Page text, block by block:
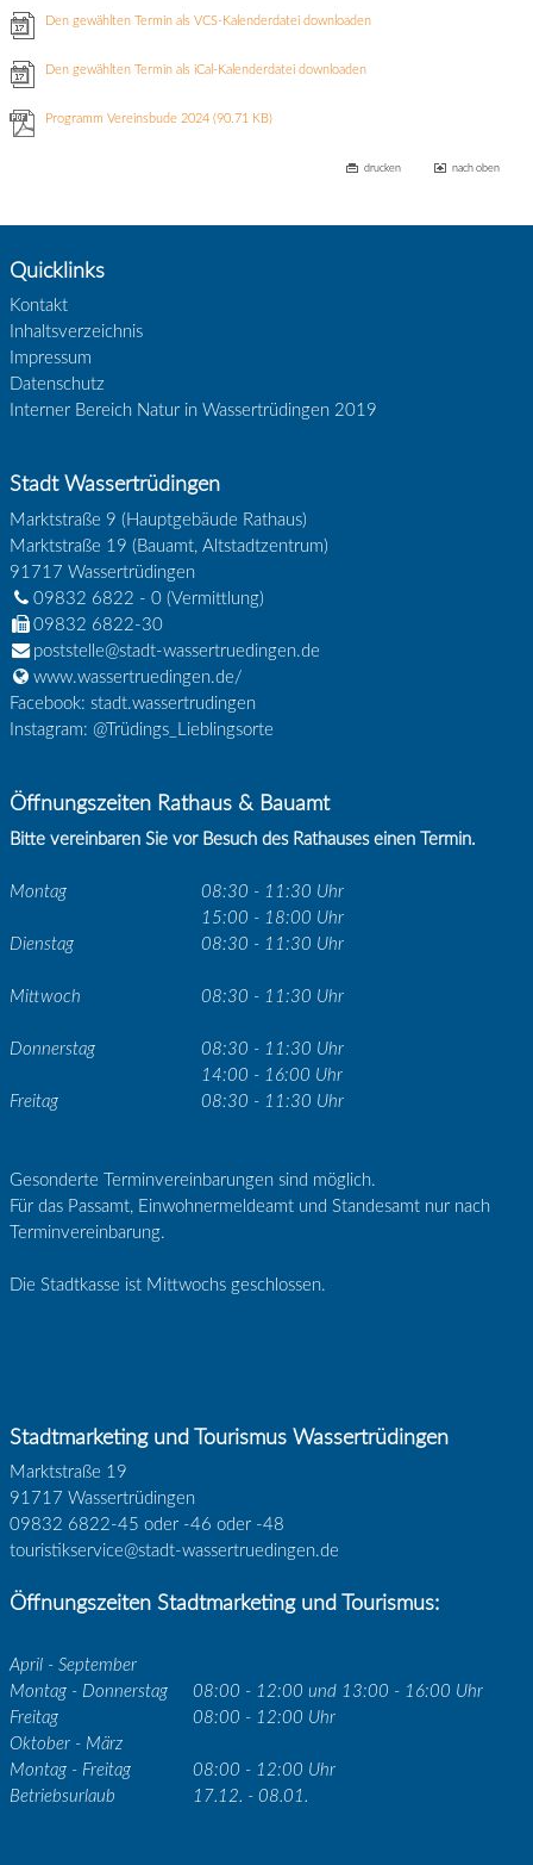
Den gewählten Termin als VCS-Kalenderdatei downloaden
Den gewählten Termin als iCal-Kalenderdatei downloaden
Programm Vereinsbude 2024(90.71 KB)
drucken nach oben
Quicklinks
Kontakt
Inhaltsverzeichnis
Impressum
Datenschutz
Interner Bereich Natur in Wassertrüdingen 2019
Stadt Wassertrüdingen
Marktstraße 9 (Hauptgebäude Rathaus)
Marktstraße 19 (Bauamt, Altstadtzentrum)
91717 Wassertrüdingen
09832 6822 - 0(Vermittlung)
09832 6822-30
poststelle@stadt-wassertruedingen.de
www.wassertruedingen.de/
Facebook: stadt.wassertrudingen
Instagram: @Trüdings_Lieblingsorte
Öffnungszeiten Rathaus & Bauamt
Bitte vereinbaren Sie vor Besuch des Rathauses einen Termin.
Montag
08:30 - 11:30 Uhr
15:00 - 18:00 Uhr
Dienstag
08:30 - 11:30 Uhr
Mittwoch 08:30 - 11:30 Uhr
Donnerstag
08:30 - 11:30 Uhr
14:00 - 16:00 Uhr
Freitag
08:30 - 11:30 Uhr
Gesonderte Terminvereinbarungen sind möglich.
Für das Passamt, Einwohnermeldeamt und Standesamt nur nach
Terminvereinbarung.
Die Stadtkasse ist Mittwochs geschlossen.
Stadtmarketing und Tourismus Wassertrüdingen
Marktstraße 19
91717 Wassertrüdingen
09832 6822-45 oder -46 oder -48
touristikservice@stadt-wassertruedingen.de
Öffnungszeiten Stadtmarketing und Tourismus:
April - September
Montag - Donnerstag
08:00 - 12:00 und 13:00 - 16:00 Uhr
Freitag
08:00 - 12:00 Uhr
Oktober - März
Montag - Freitag
08:00 - 12:00 Uhr
Betriebsurlaub
17.12. - 08.01.